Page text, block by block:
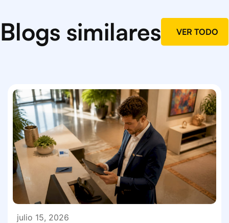
Blogs similares VER TODO
julio 15, 2026